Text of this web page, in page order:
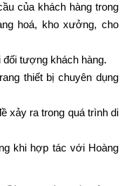
của khách hàng trong
hoá, kho xưởng, cho
đối tượng khách hàng.
thiết bị chuyên dụng
xảy ra trong quá trình di
khi hợp tác với Hoàng